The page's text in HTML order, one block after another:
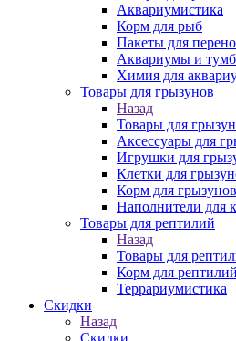
Аквариумистика
Корм для рыб
Пакеты для
Аквариумы и
Химия для
Товары для грызунов
Назад
Товары для
Аксессуары для
Игрушки для
Клетки для
Корм для грызунов
Наполнители для
Товары для рептилий
Назад
Товары для
Корм для рептилий
Террариумистика
Скидки
Назад
Скидки